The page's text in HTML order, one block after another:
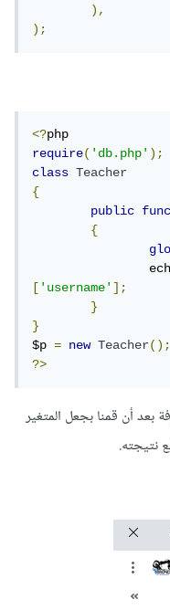
),
);
<?
require('db.php');
class
Teacher
{
public
{
['username'];
}
}
$p = new Teacher();
?>
بعد أن قمنا بجعل المتغير